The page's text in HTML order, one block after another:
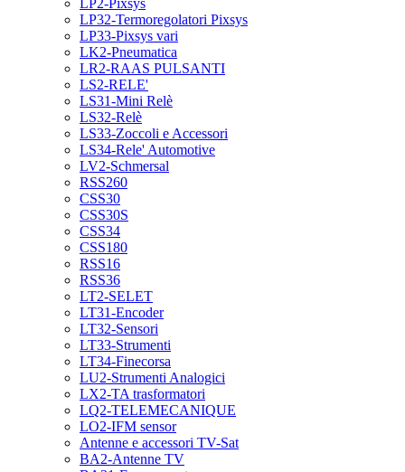
LP2-Pixsys
LP32-Termoregolatori Pixsys
LP33-Pixsys vari
LK2-Pneumatica
LR2-RAAS PULSANTI
LS2-RELE'
LS31-Mini Relè
LS32-Relè
LS33-Zoccoli e Accessori
LS34-Rele' Automotive
LV2-Schmersal
RSS260
CSS30
CSS30S
CSS34
CSS180
RSS16
RSS36
LT2-SELET
LT31-Encoder
LT32-Sensori
LT33-Strumenti
LT34-Finecorsa
LU2-Strumenti Analogici
LX2-TA trasformatori
LQ2-TELEMECANIQUE
LO2-IFM sensor
Antenne e accessori TV-Sat
BA2-Antenne TV